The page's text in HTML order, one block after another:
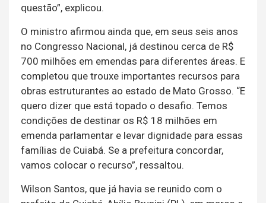
questão”, explicou.
O ministro afirmou ainda que, em seus seis anos
no Congresso Nacional, já destinou cerca de R$
700 milhões em emendas para diferentes áreas. E
completou que trouxe importantes recursos para
obras estruturantes ao estado de Mato Grosso. “E
quero dizer que está topado o desafio. Temos
condições de destinar os R$ 18 milhões em
emenda parlamentar e levar dignidade para essas
famílias de Cuiabá. Se a prefeitura concordar,
vamos colocar o recurso”, ressaltou.
Wilson Santos, que já havia se reunido com o